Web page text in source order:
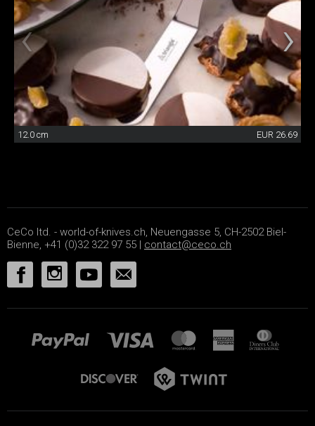
12.0 cm EUR 26.69
CeCo ltd. - world-of-knives.ch, Neuengasse 5, CH-2502 Biel-
Bienne, +41 (0)32 322 97 55 | contact@ceco.ch